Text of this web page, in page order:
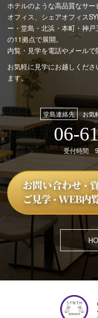
ホテルのような高品質なサ
オフィス、シェアオフィス
ー・堂島・北浜・本町・神
の11拠点で展開。
内覧・見学を電話やメールで
お気軽に見学にお越しくだ
ます。
堂島連絡先 お気
06-
受付時間